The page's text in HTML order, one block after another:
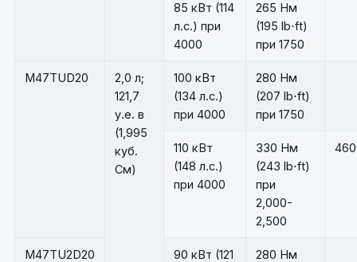
85 кВт (114
л.с.) при
4000
265 Нм
(195 lb⋅ft)
при 1750
M47TUD20
2,0 л;
121,7
у.е. в
(1,995
куб.
См)
100 кВт
(134 л.с.)
при 4000
280 Нм
(207 lb⋅ft)
при 1750
110 кВт
(148 л.с.)
при 4000
330 Нм
(243 lb⋅ft)
при
2,000-
2,500
M47TU2D20 90 кВт (121 280 Нм